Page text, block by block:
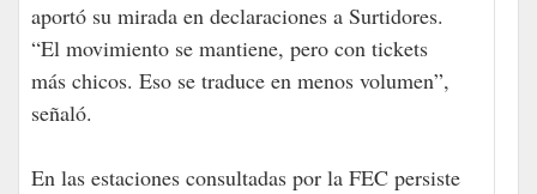
aportó su mirada en declaraciones a Surtidores.
“El movimiento se mantiene, pero con tickets
más chicos. Eso se traduce en menos volumen”,
señaló.
En las estaciones consultadas por la FEC persiste